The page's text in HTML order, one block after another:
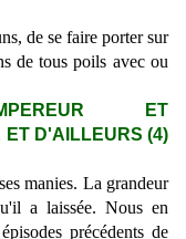
de se faire porter sur
de tous poils avec ou
ET
ET D'AILLEURS (4)
manies. La grandeur
a laissée. Nous en
précédents de